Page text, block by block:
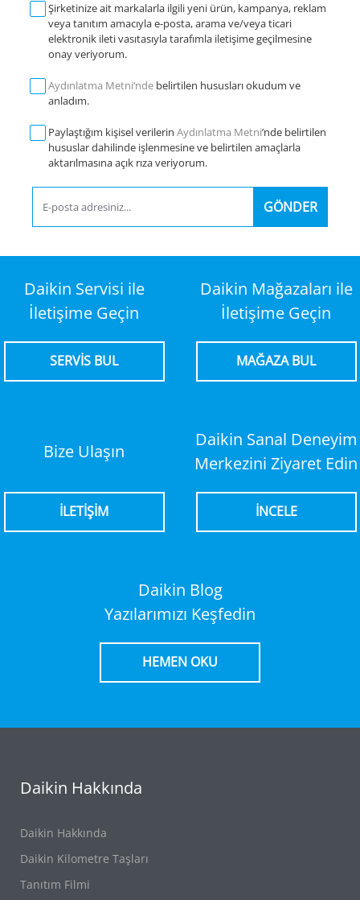
Şirketinize ait markalarla ilgili yeni ürün, kampanya, reklam
veya tanıtım amacıyla e-posta, arama ve/veya ticari
elektronik ileti vasıtasıyla tarafımla iletişime geçilmesine
onay veriyorum.
Aydınlatma Metni‘nde belirtilen hususları okudum ve
anladım.
Paylaştığım kişisel verilerin Aydınlatma Metni’nde belirtilen
hususlar dahilinde işlenmesine ve belirtilen amaçlarla
aktarılmasına açık rıza veriyorum.
GÖNDER
Daikin Servisi ile
İletişime Geçin
SERVİS BUL
Daikin Mağazaları ile
İletişime Geçin
MAĞAZA BUL
Bize Ulaşın
İLETİŞİM
Daikin Sanal Deneyim
Merkezini Ziyaret Edin
İNCELE
Daikin Blog
Yazılarımızı Keşfedin
HEMEN OKU
Daikin Hakkında
Daikin Hakkında
Daikin Kilometre Taşları
Tanıtım Filmi